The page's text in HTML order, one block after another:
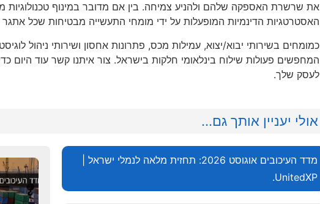
את שרשרת האספקה שלהם ולהניע צמיחה. בין אם מדובר במינוף טכנולוגיות
האסטרטגיות הדינמיות המופעלות על ידי מומחי התעשייה מבטיחות שכל
כמומחים בשירותי יבוא/יצוא, עמילות מכס, פתרונות אחסון ושירותי ניהול
המחפשים פעולות שילוח בינלאומי חלקות בישראל. צור איתנו קשר עוד היום
לעסק שלך.
אולי יעניין אותך גם...
מדד העיכובים אוגוסט 2026: תחזית מלאה לנמלי ישראל |
UnitedXP.